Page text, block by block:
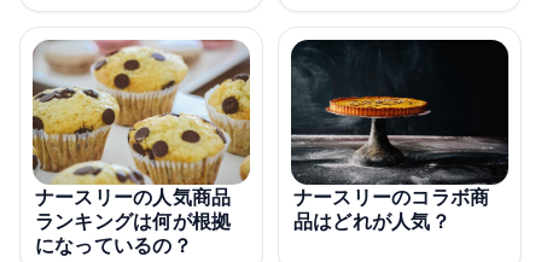
ナースリーの人気商品
ランキングは何が根拠
になっているの？
ナースリーのコラボ商
品はどれが人気？